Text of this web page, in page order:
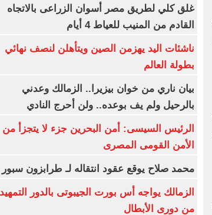
غلق كلي لطريق مصر أسوان الزراعى بالاتجاه
القادم من المنيب للعياط 4 أيام
ناشئات اليد يهزمن الصين ويتأهلن لنصف نهائي
بطولة العالم
بيان ناري من خوان بيزيرا.. الزمالك وعدني
بالرحيل ولم يف بوعده.. ولن أحرج النادي
الرئيس السيسى: أمن البحرين جزء لا يتجزأ من
الأمن القومى المصرى
محمد صلاح يوقع عقود انتقاله لـ طرابزون سبور
الزمالك يواجه أس بورت الجيبوتى بالدور
من دورى الأبطال